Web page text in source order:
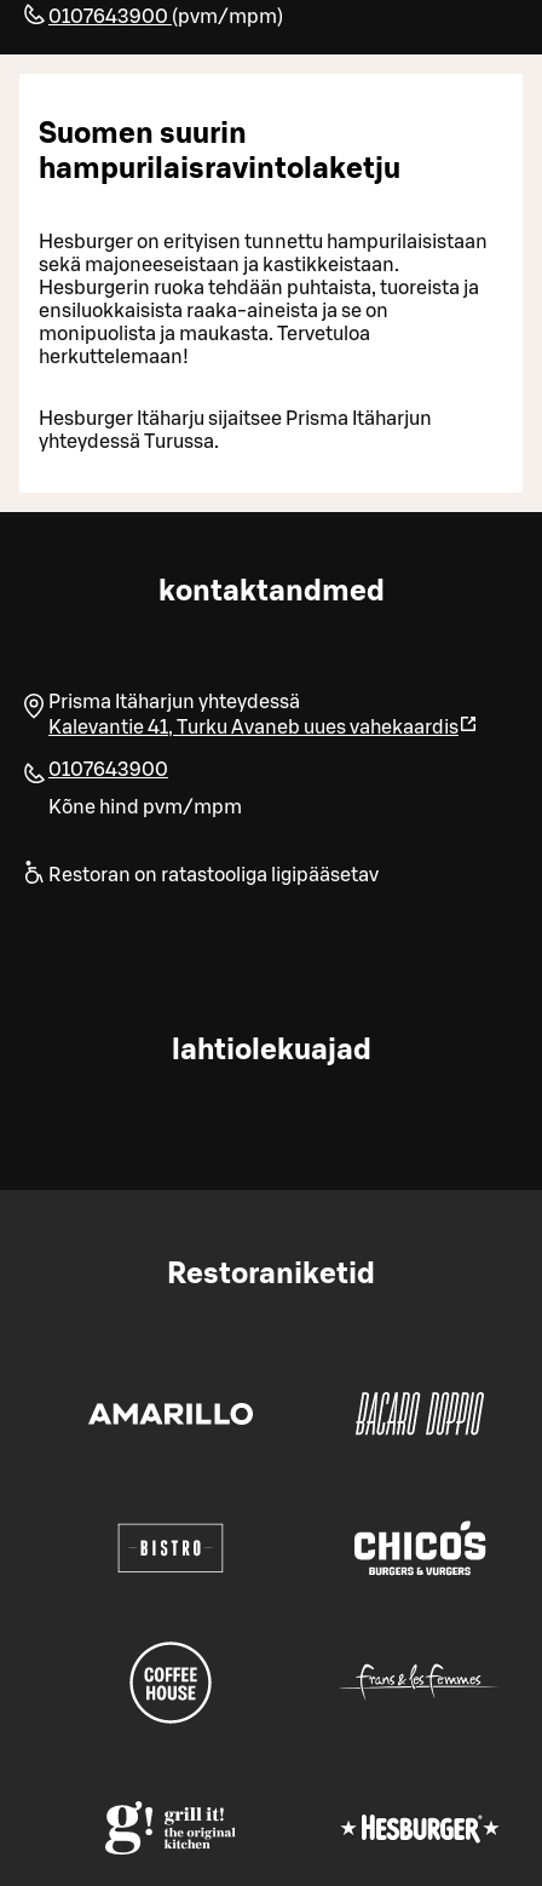
0107643900 (pvm/mpm)
Suomen suurin
hampurilaisravintolaketju
Hesburger on erityisen tunnettu hampurilaisistaan
sekä majoneeseistaan ja kastikkeistaan.
Hesburgerin ruoka tehdään puhtaista, tuoreista ja
ensiluokkaisista raaka-aineista ja se on
monipuolista ja maukasta. Tervetuloa
herkuttelemaan!
Hesburger Itäharju sijaitsee Prisma Itäharjun
yhteydessä Turussa.
kontaktandmed
Prisma Itäharjun yhteydessä
Kalevantie 41, Turku Avaneb uues vahekaardis
0107643900
Kõne hind pvm/mpm
Restoran on ratastooliga ligipääsetav
lahtiolekuajad
Restoraniketid